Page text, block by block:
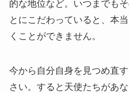
的な地位など。いつまでも
とにこだわっていると、本
くことができません。
今から自分自身を見つめ直
さい。すると天使たちがあ